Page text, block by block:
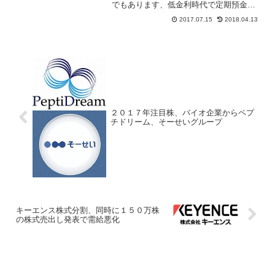
でもあります、低金利時代で定期預金の
利息をもらってもＡＴＭ利用料金や送金
手数料が年間利息を受け取るより銀行に
2017.07.15 2018.04.13
２０１７年注目株、バイオ企業からペプ
チドリーム、そーせいグループ
キーエンス株式分割、同時に１５０万株
の株式売出し発表で需給悪化